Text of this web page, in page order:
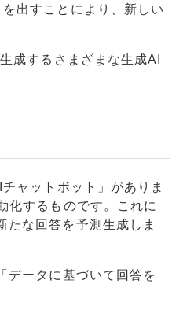
出すことにより、新しい
成するさまざまな生成AI
ャットボット」がありま
化するものです。これに
な回答を予測生成しま
データに基づいて回答を